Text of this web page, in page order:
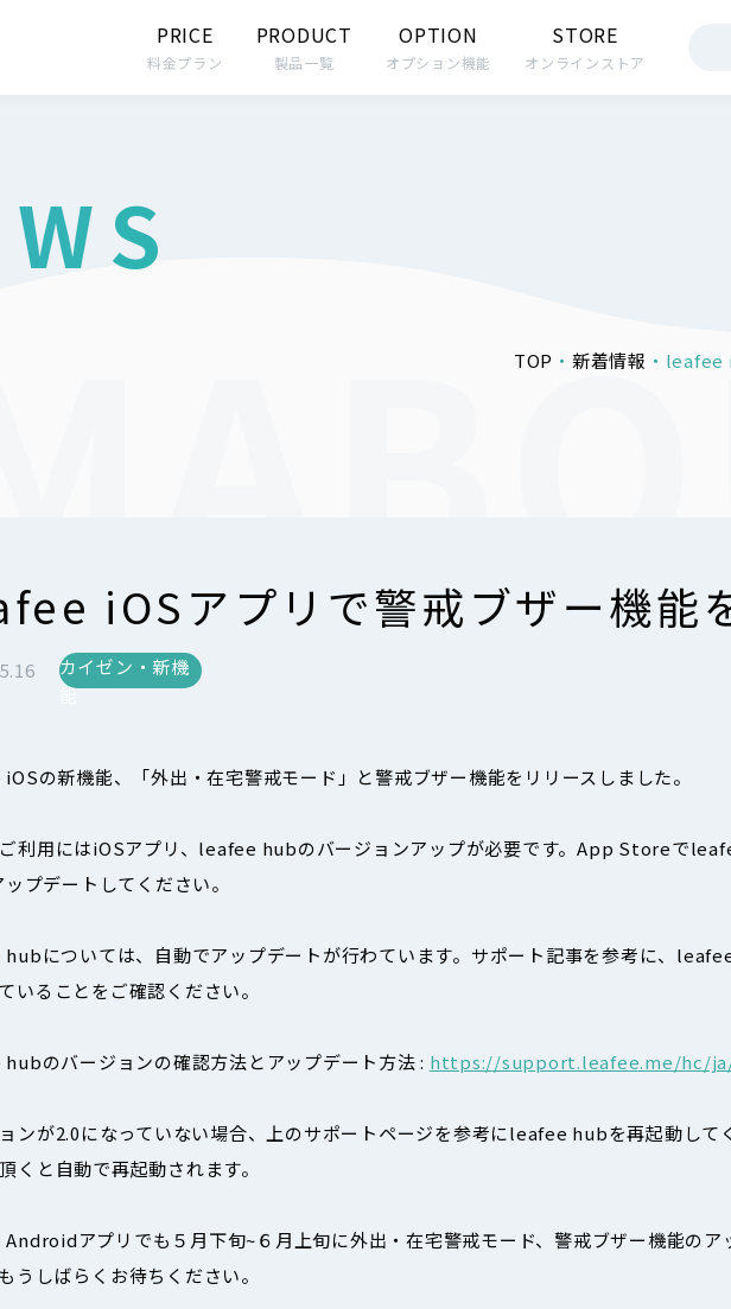
PRICE
料金プラン
PRODUCT
製品一覧
OPTION
オプション機能
STORE
オンラインストア
TOP 新着情報 leafee
iOSアプリで警戒ブザー機能
カイゼン・新機
能
の新機能、「外出・在宅警戒モード」と警戒ブザー機能をリリースしました。
利用にはiOSアプリ、leafee hubのバージョンアップが必要です。App Storeで
プデートしてください。
については、自動でアップデートが行わています。サポート記事を参考に、
いることをご確認ください。
のバージョンの確認方法とアップデート方法 : https://support.leafee.me/hc/
ンが2.0になっていない場合、上のサポートページを参考にleafee hubを再起動して
くと自動で再起動されます。
アプリでも５月下旬~６月上旬に外出・在宅警戒モード、警戒ブザー機能のア
うしばらくお待ちください。